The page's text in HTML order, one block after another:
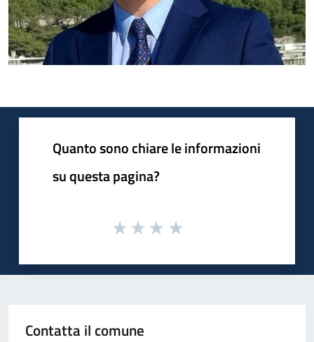
Quanto sono chiare le informazioni
su questa pagina?
Contatta il comune